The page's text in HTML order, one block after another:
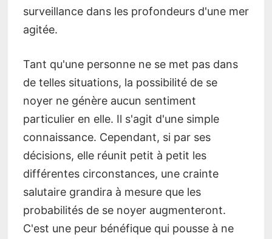
surveillance dans les profondeurs d'une mer
agitée.
Tant qu'une personne ne se met pas dans
de telles situations, la possibilité de se
noyer ne génère aucun sentiment
particulier en elle. Il s'agit d'une simple
connaissance. Cependant, si par ses
décisions, elle réunit petit à petit les
différentes circonstances, une crainte
salutaire grandira à mesure que les
probabilités de se noyer augmenteront.
C'est une peur bénéfique qui pousse à ne